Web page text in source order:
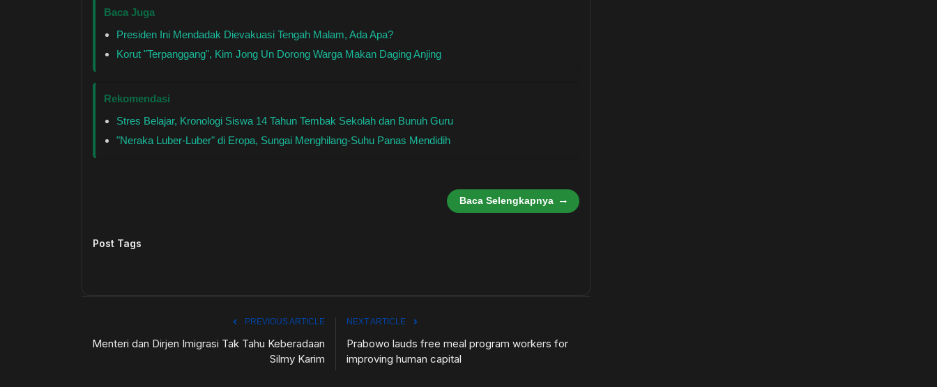
Baca Juga
Presiden Ini Mendadak Dievakuasi Tengah Malam, Ada Apa?
Korut "Terpanggang", Kim Jong Un Dorong Warga Makan Daging Anjing
Rekomendasi
Stres Belajar, Kronologi Siswa 14 Tahun Tembak Sekolah dan Bunuh Guru
"Neraka Luber-Luber" di Eropa, Sungai Menghilang-Suhu Panas Mendidih
Baca Selengkapnya
Post Tags
PREVIOUS ARTICLE
Menteri dan Dirjen Imigrasi Tak Tahu Keberadaan
Silmy Karim
NEXT ARTICLE
Prabowo lauds free meal program workers for
improving human capital